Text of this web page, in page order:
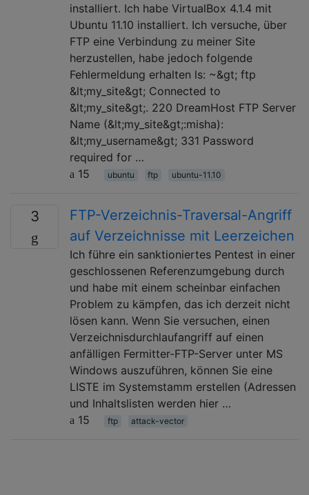
installiert. Ich habe VirtualBox 4.1.4 mit
Ubuntu 11.10 installiert. Ich versuche, über
FTP eine Verbindung zu meiner Site
herzustellen, habe jedoch folgende
Fehlermeldung erhalten ls: ~&gt; ftp
&lt;my_site&gt; Connected to
&lt;my_site&gt;. 220 DreamHost FTP Server
Name (&lt;my_site&gt;:misha):
&lt;my_username&gt; 331 Password
required for …
15
ubuntu ftp ubuntu-11.10
3
FTP-Verzeichnis-Traversal-Angriff
auf Verzeichnisse mit Leerzeichen
Ich führe ein sanktioniertes Pentest in einer
geschlossenen Referenzumgebung durch
und habe mit einem scheinbar einfachen
Problem zu kämpfen, das ich derzeit nicht
lösen kann. Wenn Sie versuchen, einen
Verzeichnisdurchlaufangriff auf einen
anfälligen Fermitter-FTP-Server unter MS
Windows auszuführen, können Sie eine
LISTE im Systemstamm erstellen (Adressen
und Inhaltslisten werden hier …
15
ftp attack-vector